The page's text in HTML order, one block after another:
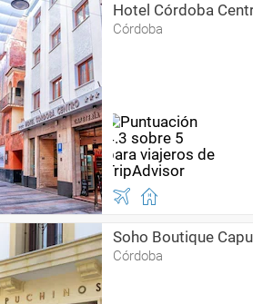
Hotel Córdoba
Córdoba
Soho Boutique
Córdoba